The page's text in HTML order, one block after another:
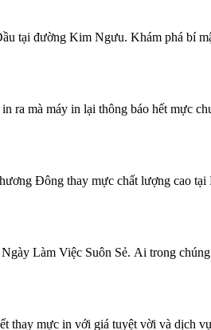
tại đường Kim Ngưu. Khám phá bí
mà máy in lại thông báo hết mực
Đông thay mực chất lượng cao
Làm Việc Suôn Sẻ. Ai trong chúng
thay mực in với giá tuyệt vời và